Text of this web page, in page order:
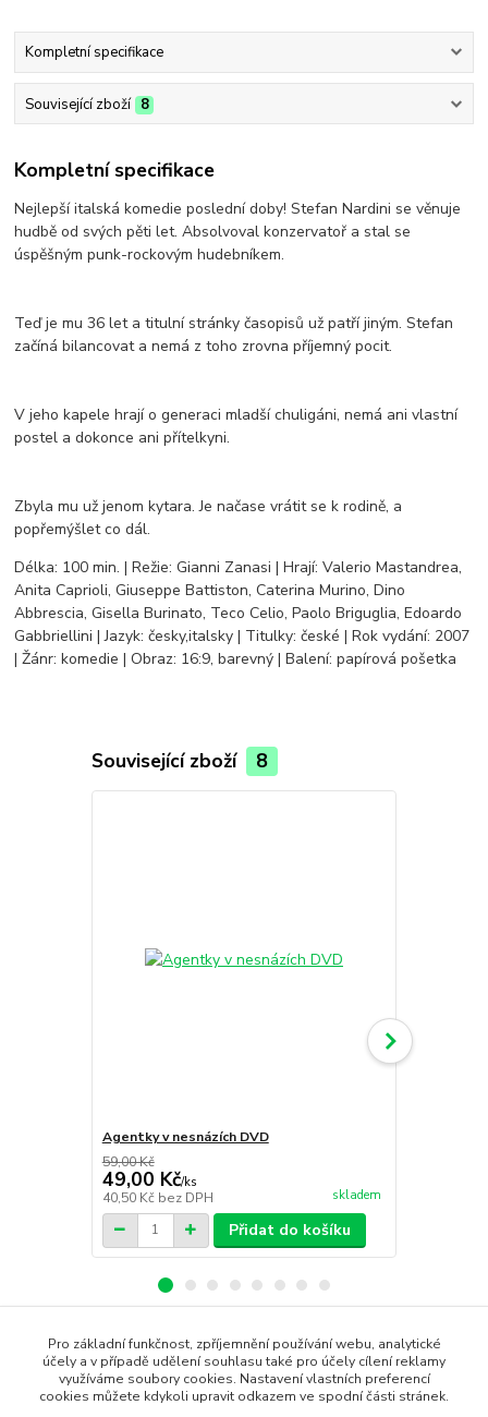
Kompletní specifikace
Související zboží 8
Kompletní specifikace
Nejlepší italská komedie poslední doby! Stefan Nardini se věnuje
hudbě od svých pěti let. Absolvoval konzervatoř a stal se
úspěšným punk-rockovým hudebníkem.
Teď je mu 36 let a titulní stránky časopisů už patří jiným. Stefan
začíná bilancovat a nemá z toho zrovna příjemný pocit.
V jeho kapele hrají o generaci mladší chuligáni, nemá ani vlastní
postel a dokonce ani přítelkyni.
Zbyla mu už jenom kytara. Je načase vrátit se k rodině, a
popřemýšlet co dál.
Délka: 100 min. | Režie: Gianni Zanasi | Hrají: Valerio Mastandrea,
Anita Caprioli, Giuseppe Battiston, Caterina Murino, Dino
Abbrescia, Gisella Burinato, Teco Celio, Paolo Briguglia, Edoardo
Gabbriellini | Jazyk: česky,italsky | Titulky: české | Rok vydání: 2007
| Žánr: komedie | Obraz: 16:9, barevný | Balení: papírová pošetka
Související zboží 8
Agentky v nesnázích DVD
59,00 Kč
49,00 Kč/ks
40,50 Kč bez DPH skladem
Přidat do košíku
Zboží zařazeno v kategoriích
DVD filmy
Pro základní funkčnost, zpříjemnění používání webu, analytické
účely a v případě udělení souhlasu také pro účely cílení reklamy
využíváme soubory cookies. Nastavení vlastních preferencí
cookies můžete kdykoli upravit odkazem ve spodní části stránek.